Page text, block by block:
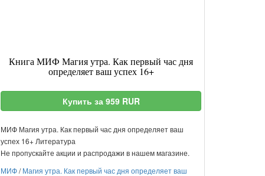
Книга МИФ Магия утра. Как первый час дня
определяет ваш успех 16+
Купить за 959 RUR
МИФ Магия утра. Как первый час дня определяет ваш
успех 16+ Литература
Не пропускайте акции и распродажи в нашем магазине.
МИФ/Магия утра. Как первый час дня определяет ваш